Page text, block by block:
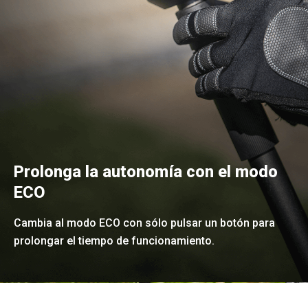
Prolonga la autonomía con el modo
ECO
Cambia al modo ECO con sólo pulsar un botón para
prolongar el tiempo de funcionamiento.